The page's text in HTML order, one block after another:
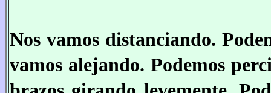
Nos vamos distanciando.
vamos alejando. Podemos